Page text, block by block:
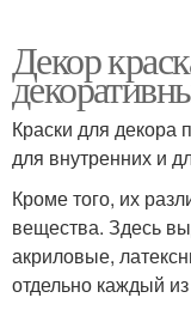
Декор
Краски для декора
для внутренних и
Кроме того, их
вещества. Здесь
акриловые,
отдельно каждый